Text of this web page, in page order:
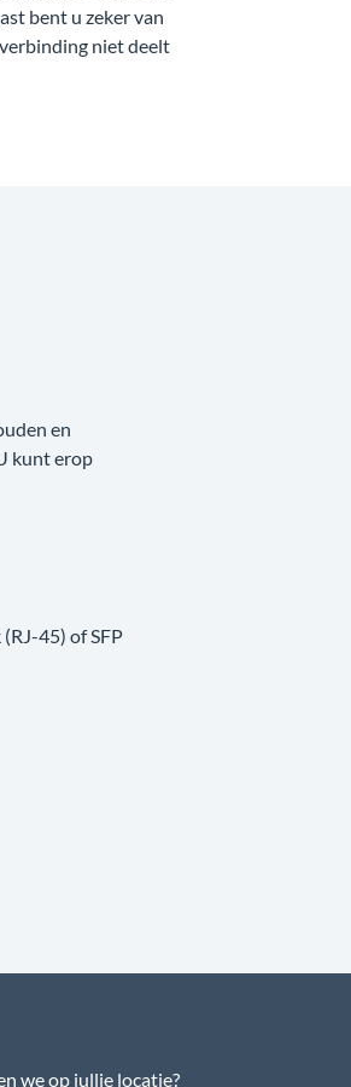
bent u zeker van
niet deelt
en
kunt erop
45) of SFP